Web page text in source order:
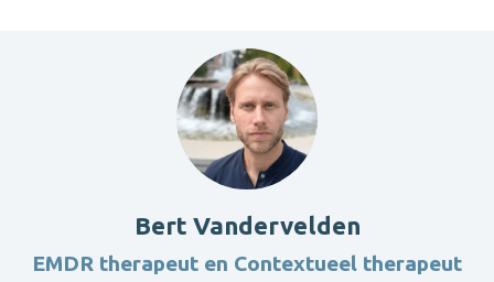
Bert Vandervelden
EMDR therapeut en Contextueel therapeut